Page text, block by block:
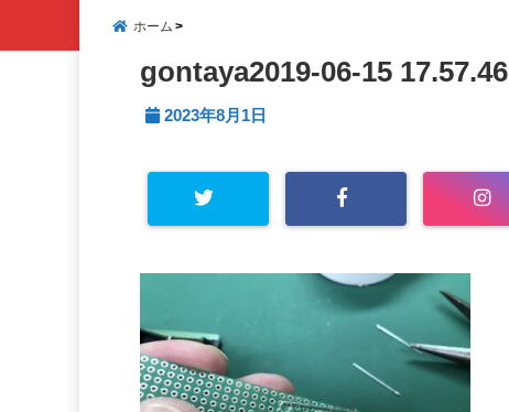
ホーム
gontaya2019-06-15 17.57.46
2023年8月1日